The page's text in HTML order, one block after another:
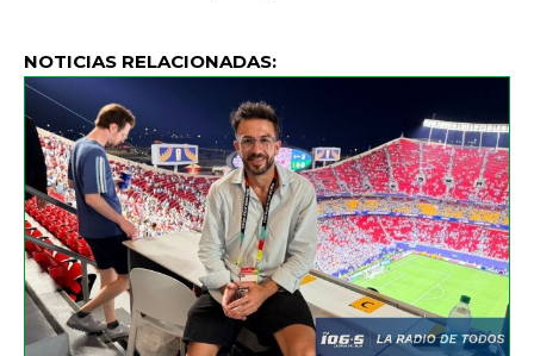
NOTICIAS RELACIONADAS: